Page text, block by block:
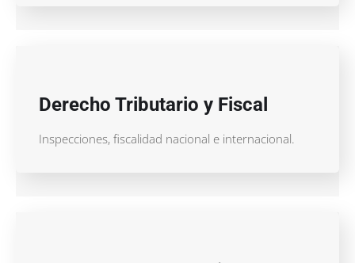
Derecho Tributario y Fiscal
Inspecciones, fiscalidad nacional e internacional.